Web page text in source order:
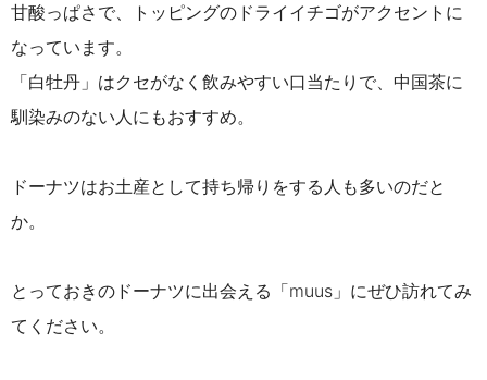
甘酸っぱさで、トッピングのドライイチゴがアクセントに
なっています。
「白牡丹」はクセがなく飲みやすい口当たりで、中国茶に
馴染みのない人にもおすすめ。
ドーナツはお土産として持ち帰りをする人も多いのだと
か。
とっておきのドーナツに出会える「muus」にぜひ訪れてみ
てください。